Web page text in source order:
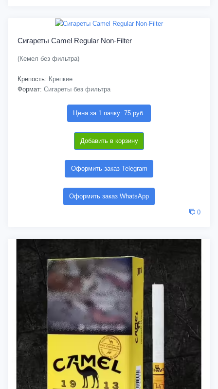
Сигареты Camel Regular Non-Filter
(Кемел без фильтра)
Крепость: Крепкие
Формат: Сигареты без фильтра
Цена за 1 пачку: 75 руб.
Добавить в корзину
Оформить заказ Telegram
Оформить заказ WhatsApp
0